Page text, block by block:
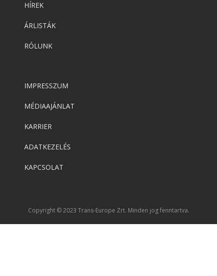
HÍREK
ÁRLISTÁK
RÓLUNK
IMPRESSZUM
MÉDIAAJÁNLAT
KARRIER
ADATKEZELÉS
KAPCSOLAT
Copyright © 2023 Trans-Europe Zrt. Minden jog fenntartva.